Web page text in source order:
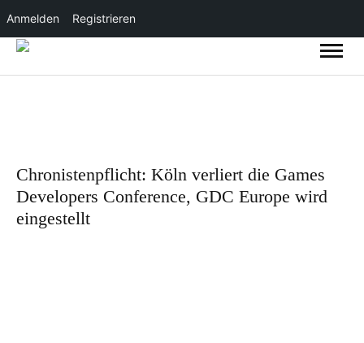
Anmelden Registrieren
Chronistenpflicht: Köln verliert die Games
Developers Conference, GDC Europe wird
eingestellt